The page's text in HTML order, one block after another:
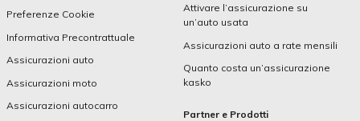
Preferenze Cookie
Informativa Precontrattuale
Assicurazioni auto
Assicurazioni moto
Assicurazioni autocarro
Attivare l’assicurazione su
un’auto usata
Assicurazioni auto a rate mensili
Quanto costa un’assicurazione
kasko
Partner e Prodotti